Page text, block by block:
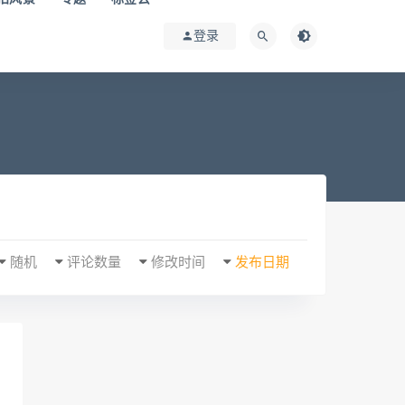
登录
发布日期
修改时间
评论数量
随机